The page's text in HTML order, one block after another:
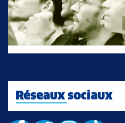
Réseaux sociaux